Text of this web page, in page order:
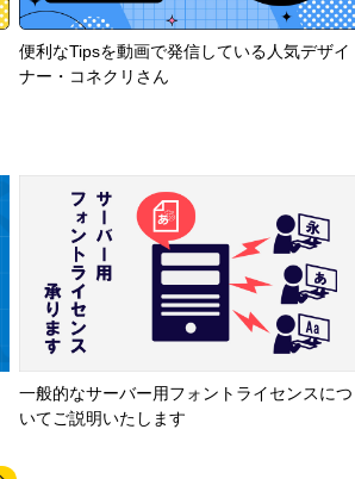
便利なTipsを動画で発信している人気デザイ
ナー・コネクリさん
一般的なサーバー用フォントライセンスにつ
いてご説明いたします